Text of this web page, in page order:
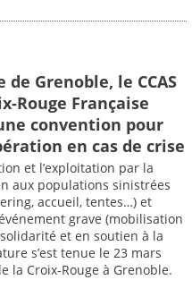
de Grenoble, le CCAS
Rouge Française
convention pour
en cas de crise
et l’exploitation par la
aux populations sinistrées
accueil, tentes…) et
grave (mobilisation
et en soutien à la
s’est tenue le 23 mars
la Croix-Rouge à Grenoble.